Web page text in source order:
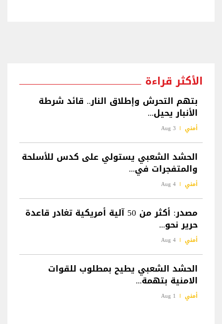
الأكثر قراءة
بتهم التحرش وإطلاق النار.. قائد شرطة
الأنبار يحيل...
أمني 3 Aug
الحشد الشعبي يستولي على كدس للأسلحة
والمتفجرات في...
أمني 4 Aug
مصدر: أكثر من 50 آلية أمريكية تغادر قاعدة
حرير نحو...
أمني 4 Aug
الحشد الشعبي يطيح بمطلوب للقوات
الامنية بتهمة...
أمني 1 Aug